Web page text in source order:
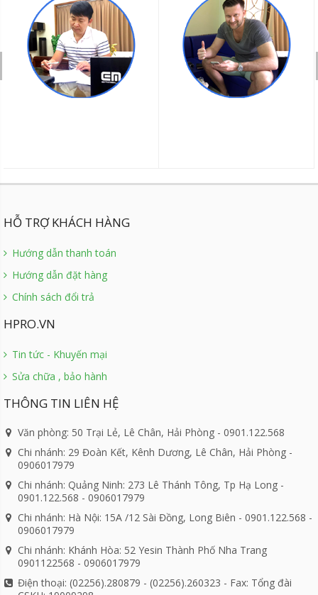
HỖ TRỢ KHÁCH HÀNG
Hướng dẫn thanh toán
Hướng dẫn đặt hàng
Chính sách đổi trả
HPRO.VN
Tin tức - Khuyến mại
Sửa chữa , bảo hành
THÔNG TIN LIÊN HỆ
Văn phòng: 50 Trại Lẻ, Lê Chân, Hải Phòng - 0901.122.568
Chi nhánh: 29 Đoàn Kết, Kênh Dương, Lê Chân, Hải Phòng -
0906017979
Chi nhánh: Quảng Ninh: 273 Lê Thánh Tông, Tp Hạ Long -
0901.122.568 - 0906017979
Chi nhánh: Hà Nội: 15A /12 Sài Đồng, Long Biên - 0901.122.568 -
0906017979
Chi nhánh: Khánh Hòa: 52 Yesin Thành Phố Nha Trang
0901122568 - 0906017979
Điện thoại: (02256).280879 - (02256).260323 - Fax: Tổng đài